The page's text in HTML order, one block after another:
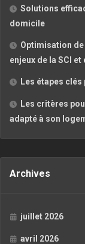
Solutions
domicile
Optimisation
enjeux de la SCI
Les étapes
Les critères
adapté à son
Archives
juillet 2026
avril 2026